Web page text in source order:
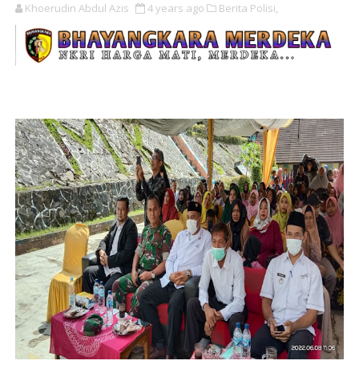
Khoerudin Abdul Azis 4 years ago Berita Polisi,